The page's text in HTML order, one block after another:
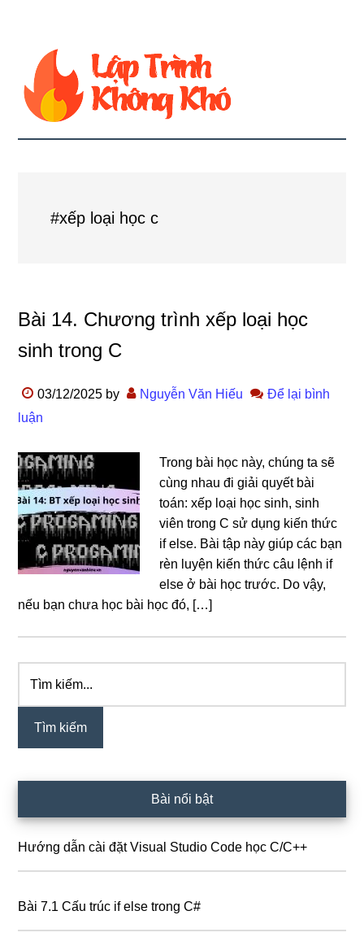
#xếp loại học c
Bài 14. Chương trình xếp loại học
sinh trong C
03/12/2025 by Nguyễn Văn Hiếu
Để lại bình
luận
Trong bài học này, chúng ta sẽ
cùng nhau đi giải quyết bài
toán: xếp loại học sinh, sinh
viên trong C sử dụng kiến thức
if else. Bài tập này giúp các bạn
rèn luyện kiến thức câu lệnh if
else ở bài học trước. Do vậy,
nếu bạn chưa học bài học đó, […]
Sidebar
chính
kiếm...
Bài nổi bật
Hướng dẫn cài đặt Visual Studio Code học C/C++
Bài 7.1 Cấu trúc if else trong C#